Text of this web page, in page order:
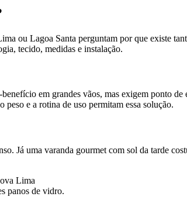
ou Lagoa Santa perguntam por que existe
tecido, medidas e instalação.
em grandes vãos, mas exigem ponto
peso e a rotina de uso permitam essa solução.
Já uma varanda gourmet com sol da tarde
panos de vidro.